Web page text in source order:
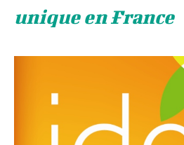
unique en France